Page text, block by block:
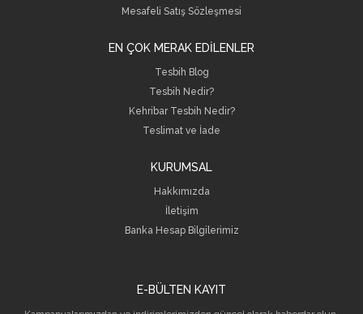
Mesafeli Satış Sözleşmesi
EN ÇOK MERAK EDİLENLER
Tesbih Blog
Tesbih Nedir?
Kehribar Tesbih Nedir?
Teslimat ve İade
KURUMSAL
Hakkımızda
İletişim
Banka Hesap Bilgilerimiz
E-BÜLTEN KAYIT